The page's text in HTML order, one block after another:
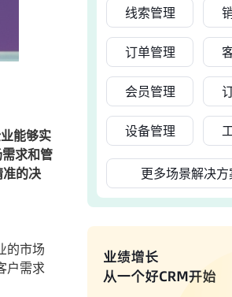
能够实
求和管
的决
的市场
户需求
线索管理
订单管理
会员管理
设备管理
更多场景解决方